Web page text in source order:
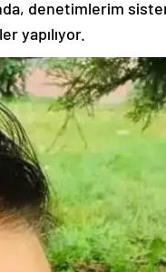
denetimlerim
yapılıyor.